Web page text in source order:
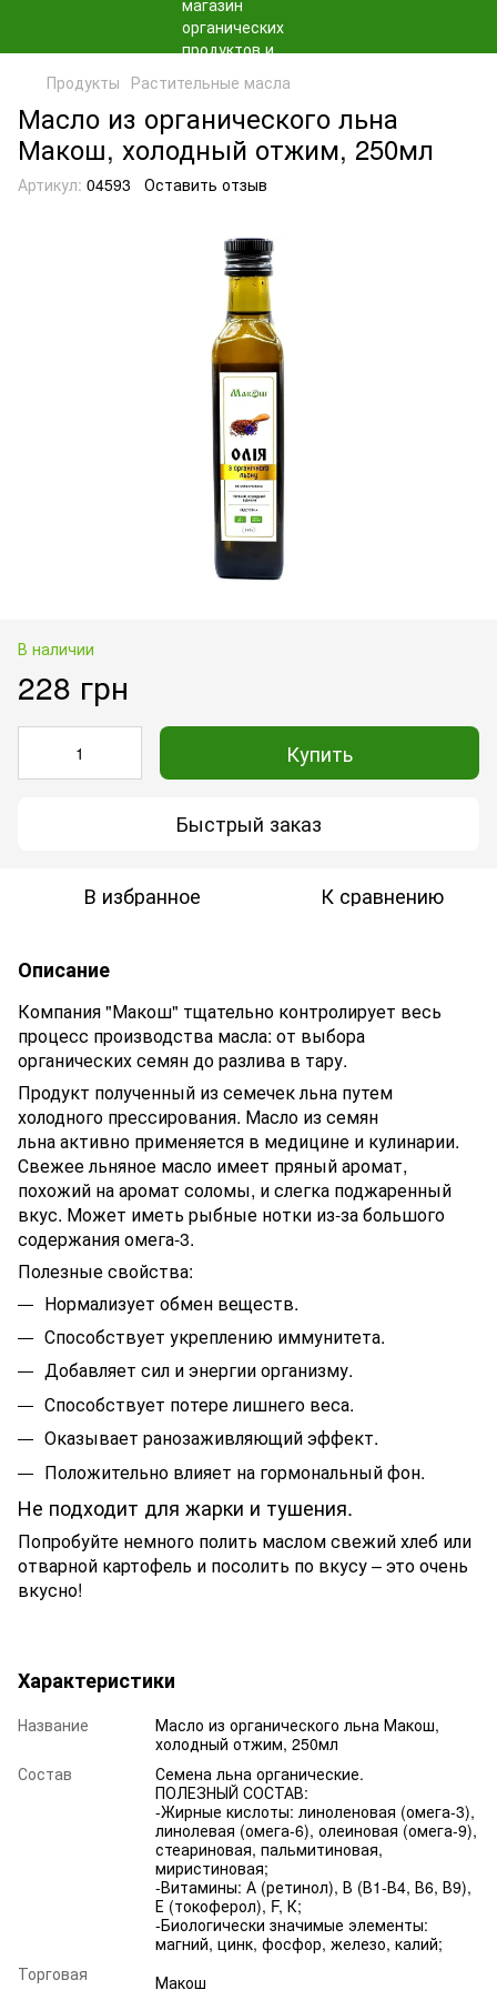
Продукты Растительные масла
Масло из органического льна
Макош, холодный отжим, 250мл
Артикул: 04593 Оставить отзыв
В наличии
228 грн
Купить
Быстрый заказ
В избранное К сравнению
Описание
Компания "Макош" тщательно контролирует весь
процесс производства масла: от выбора
органических семян до разлива в тару.
Продукт полученный из семечек льна путем
холодного прессирования. Масло из семян
льнаактивно применяется в медицине и кулинарии.
Свежее льняное масло имеет пряный аромат,
похожий на аромат соломы, и слегка поджаренный
вкус. Может иметь рыбные нотки из-за большого
содержания омега-3.
Полезные свойства:
Нормализует обмен веществ.
Способствует укреплению иммунитета.
Добавляет сил и энергии организму.
Способствует потере лишнего веса.
Оказывает ранозаживляющий эффект.
Положительно влияет на гормональный фон.
Не подходит для жарки и тушения.
Попробуйте немного полить маслом свежий хлеб или
отварной картофель и посолить по вкусу – это очень
вкусно!
Характеристики
Название
Масло из органического льна Макош,
холодный отжим, 250мл
Состав
Семена льна органические.
ПОЛЕЗНЫЙ СОСТАВ:
-Жирные кислоты: линоленовая (омега-3),
линолевая (омега-6), олеиновая (омега-9),
стеариновая, пальмитиновая,
миристиновая;
-Витамины: А (ретинол), В (В1-В4, В6, В9),
Е (токоферол), F, К;
-Биологически значимые элементы:
магний, цинк, фосфор, железо, калий;
Торговая
Макош